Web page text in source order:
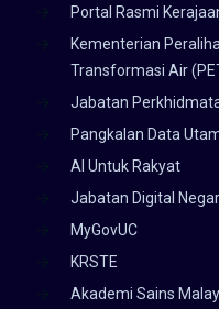
Portal Rasmi
Kementerian
Transformasi Air
Jabatan
Pangkalan Data
AI Untuk Rakyat
Jabatan Digital
MyGovUC
KRSTE
Akademi Sains